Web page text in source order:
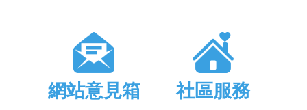
網站意見箱 社區服務